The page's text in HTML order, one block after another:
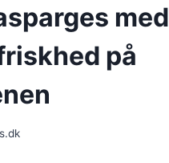
med
på